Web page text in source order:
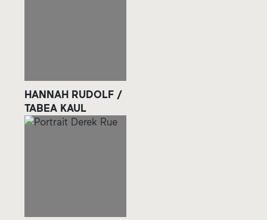
HANNAH RUDOLF /
TABEA KAUL